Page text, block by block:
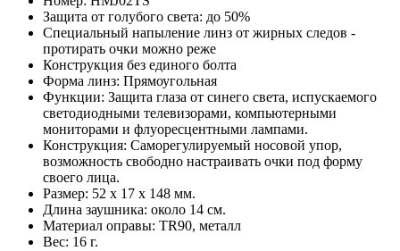
Защита от голубого света: до 50%
Специальный напыление линз от жирных следов -
протирать очки можно реже
Конструкция без единого болта
Форма линз: Прямоугольная
Функции: Защита глаза от синего света, испускаемого
светодиодными телевизорами, компьютерными
мониторами и флуоресцентными лампами.
Конструкция: Саморегулируемый носовой упор,
возможность свободно настраивать очки под форму
своего лица.
Размер: 52 х 17 х 148 мм.
Длина заушника: около 14 см.
Материал оправы: TR90, металл
Вес: 16 г.